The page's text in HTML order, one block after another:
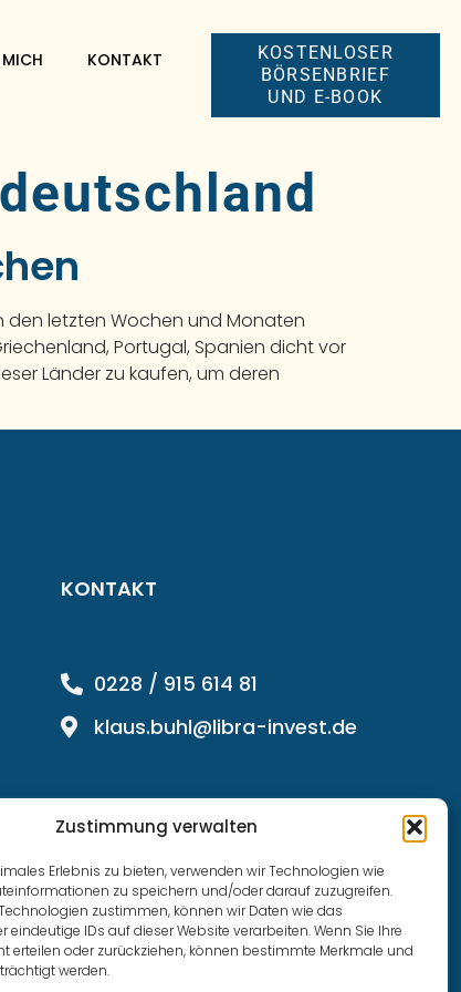
Zustimmung verwalten
Erlebnis zu bieten, verwenden wir Technologien wie
zu speichern und/oder darauf zuzugreifen.
zustimmen, können wir Daten wie das
eindeutige IDs auf dieser Website verarbeiten. Wenn Sie Ihre
erteilen oder zurückziehen, können bestimmte Merkmale und
werden.
MICH KONTAKT
KOSTENLOSER
BÖRSENBRIEF
UND E-BOOK
den letzten Wochen und Monaten
Portugal, Spanien dicht vor
Länder zu kaufen, um deren
KONTAKT
0228 / 915 614 81
klaus.buhl@libra-invest.de